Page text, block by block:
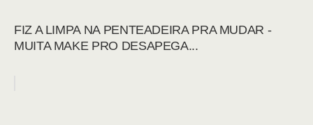
FIZ A LIMPA NA PENTEADEIRA PRA MUDAR -
MUITA MAKE PRO DESAPEGA...